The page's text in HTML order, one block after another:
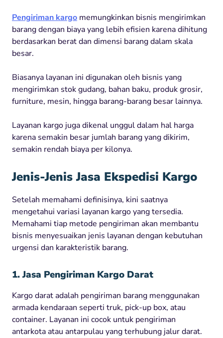
Pengiriman kargo memungkinkan bisnis mengirimkan
barang dengan biaya yang lebih efisien karena dihitung
berdasarkan berat dan dimensi barang dalam skala
besar.
Biasanya layanan ini digunakan oleh bisnis yang
mengirimkan stok gudang, bahan baku, produk grosir,
furniture, mesin, hingga barang-barang besar lainnya.
Layanan kargo juga dikenal unggul dalam hal harga
karena semakin besar jumlah barang yang dikirim,
semakin rendah biaya per kilonya.
Jenis-Jenis Jasa Ekspedisi Kargo
Setelah memahami definisinya, kini saatnya
mengetahui variasi layanan kargo yang tersedia.
Memahami tiap metode pengiriman akan membantu
bisnis menyesuaikan jenis layanan dengan kebutuhan
urgensi dan karakteristik barang.
1. Jasa Pengiriman Kargo Darat
Kargo darat adalah pengiriman barang menggunakan
armada kendaraan seperti truk, pick-up box, atau
container. Layanan ini cocok untuk pengiriman
antarkota atau antarpulau yang terhubung jalur darat.